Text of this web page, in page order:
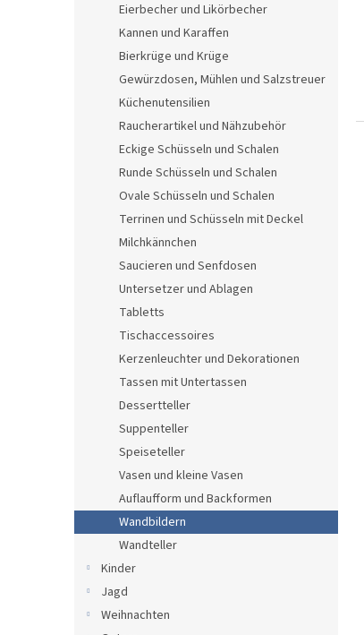
Eierbecher und Likörbecher
Kannen und Karaffen
Bierkrüge und Krüge
Gewürzdosen, Mühlen und Salzstreuer
Küchenutensilien
Raucherartikel und Nähzubehör
Eckige Schüsseln und Schalen
Runde Schüsseln und Schalen
Ovale Schüsseln und Schalen
Terrinen und Schüsseln mit Deckel
Milchkännchen
Saucieren und Senfdosen
Untersetzer und Ablagen
Tabletts
Tischaccessoires
Kerzenleuchter und Dekorationen
Tassen mit Untertassen
Dessertteller
Suppenteller
Speiseteller
Vasen und kleine Vasen
Auflaufform und Backformen
Wandbildern
Wandteller
Kinder
Jagd
Weihnachten